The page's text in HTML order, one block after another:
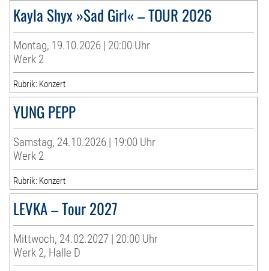
Kayla Shyx »Sad Girl« – TOUR 2026
Montag, 19.10.2026 | 20:00 Uhr
Werk 2
Rubrik: Konzert
YUNG PEPP
Samstag, 24.10.2026 | 19:00 Uhr
Werk 2
Rubrik: Konzert
LEVKA – Tour 2027
Mittwoch, 24.02.2027 | 20:00 Uhr
Werk 2, Halle D